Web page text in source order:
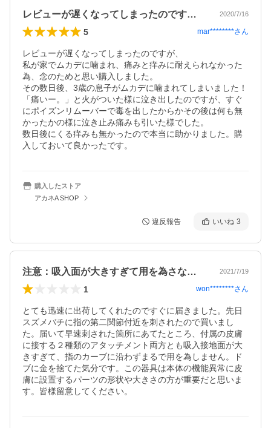
レビューが遅くなってしまったのですが、… 2020/7/16
5 mar********さん
レビューが遅くなってしまったのですが、
私が家でムカデに噛まれ、痛みと痒みに耐えられなかった
為、念のためと思い購入しました。
その数日後、3歳の息子がムカデに噛まれてしまいました！
「痛いー。」と火がついた様に泣き出したのですが、すぐ
にポイズンリムーバーで毒を出したからかその後は何も無
かったかの様に泣き止み痛みも引いた様でした。
数日後にくる痒みも無かったので本当に助かりました。購
入しておいて良かったです。
購入したストア
アカネA SHOP
違反報告 いいね 3
注意：吸入面が大きすぎて用を為さない！ 2021/7/19
1 won********さん
とても迅速に出荷してくれたのですぐに届きました。先日
スズメバチに指の第二関節付近を刺されたので買いまし
た。届いて早速刺された箇所にあてたところ、付属の皮膚
に接する２種類のアタッチメント両方とも吸入接地面が大
きすぎて、指のカーブに沿わずまるで用を為しません。ド
ブに金を捨てた気分です。この器具は本体の機能異常に皮
膚に設置するパーツの形状や大きさの方が重要だと思いま
す。皆様留意してください。